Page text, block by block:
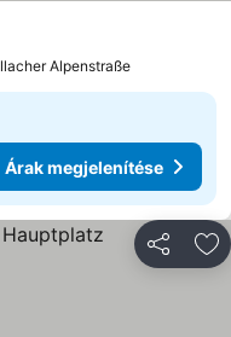
Alpenstraße
Árak megjelenítése